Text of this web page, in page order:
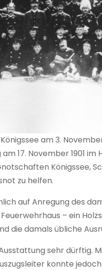
am 3.
17. November 1901
Königssee,
zu helfen.
auf Anregung des
– ein
die damals übliche
sehr dürftig.
konnte